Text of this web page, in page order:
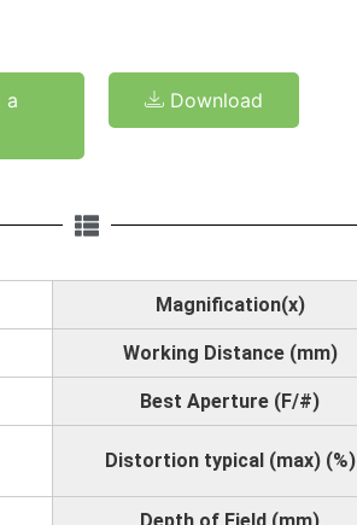
a
Download
Magnification(x)
Working Distance (mm)
Best Aperture (F/#)
Distortion typical (max) (%)